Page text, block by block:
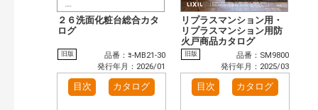
開始年:
終了年:
検索
２６洗面化粧台総合カタ
ログ
旧版
品番：ﾖ-MB21-30
発行年月：2026/01
目次 カタログ
リプラスマンション用・
リプラスマンション用防
火戸商品カタログ
旧版
品番：SM9800
発行年月：2025/03
目次 カタログ